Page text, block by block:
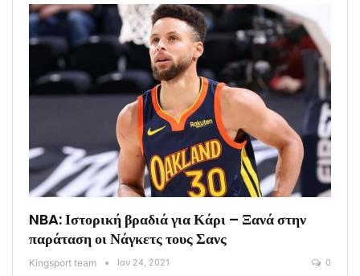
NBA: Ιστορική βραδιά για Κάρι – Ξανά στην
παράταση οι Νάγκετς τους Σανς
Kingsport team Ιαν 24, 2021 0